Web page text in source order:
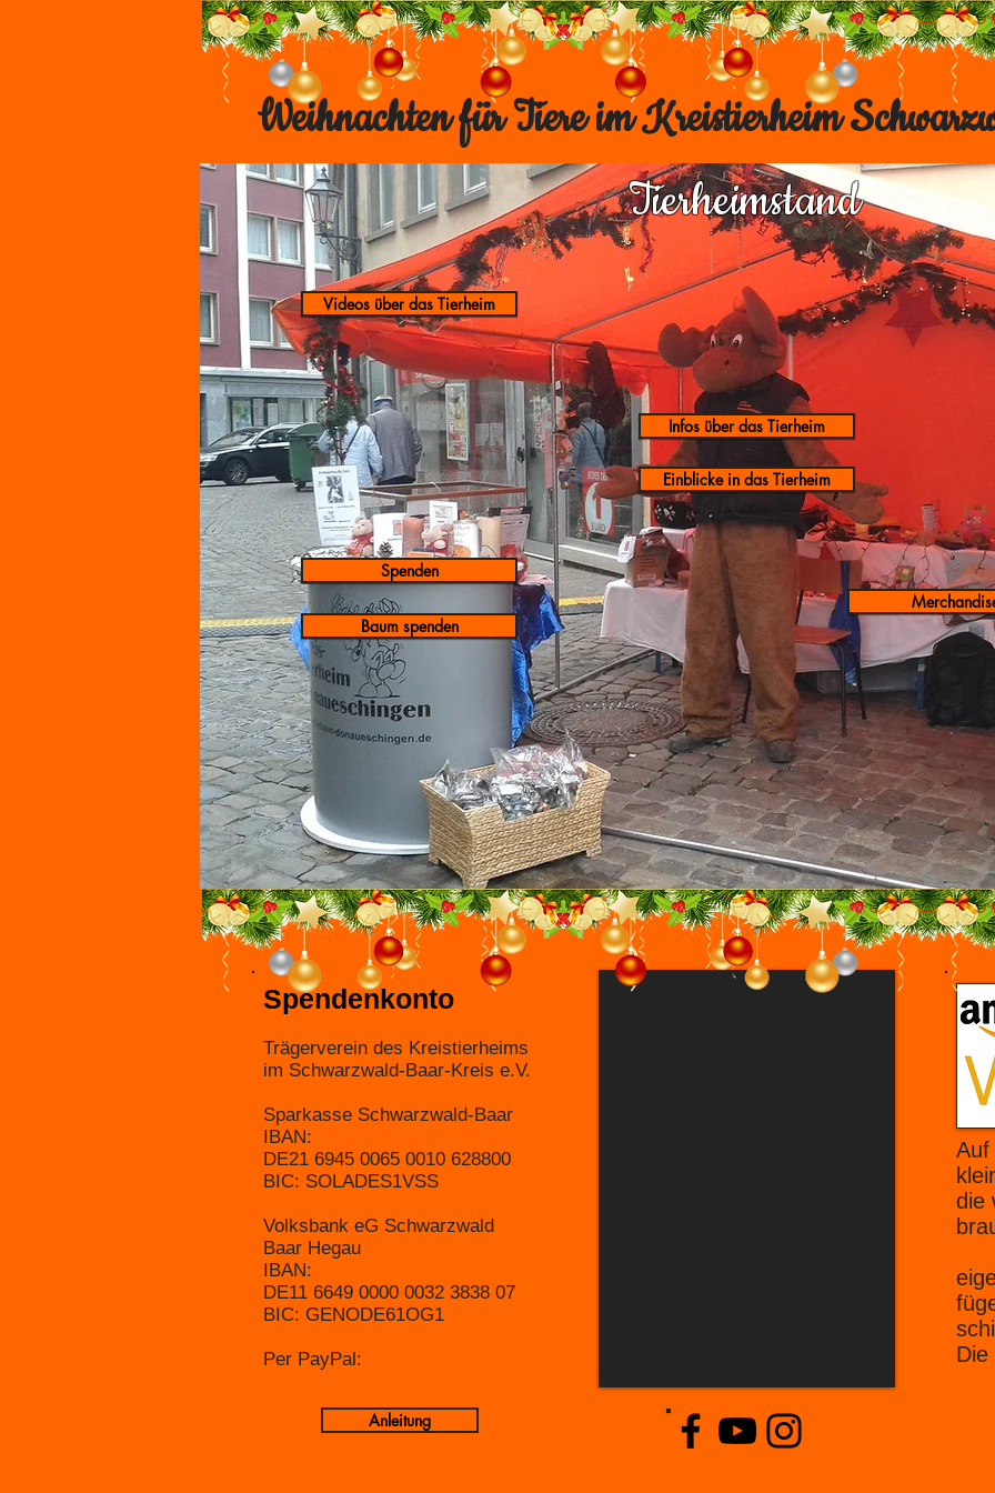
Weihnachten für Tiere im Kreistierheim
Spenden
Infos über das Tierheim
Einblicke in das Tierheim
Tierheimstand
Videos über das Tierheim
Baum spenden
Spendenkonto
Trägerverein des Kreistierheims
im Schwarzwald-Baar-Kreis e.V.​​
Sparkasse Schwarzwald-Baar
IBAN:
DE21 6945 0065 0010 628800
BIC: SOLADES1VSS
Volksbank eG Schwarzwald
Baar Hegau
IBAN:
DE11 6649 0000 0032 3838 07
BIC: GENODE61OG1​
Per PayPal:
Anleitung
Auf
die
Die